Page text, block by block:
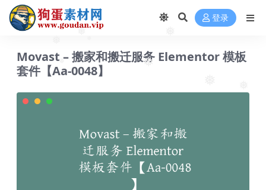
❅
❅
❅
❅
登录
Movast – 搬家和搬迁服务 Elementor 模板
套件【Aa-0048】